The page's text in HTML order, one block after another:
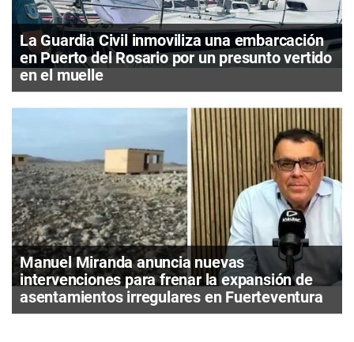
La Guardia Civil inmoviliza una embarcación
en Puerto del Rosario por un presunto vertido
en el muelle
Manuel Miranda anuncia nuevas
intervenciones para frenar la expansión de
asentamientos irregulares en Fuerteventura